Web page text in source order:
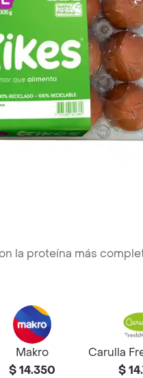
la proteína más
Makro
$ 14.350
Carulla
$